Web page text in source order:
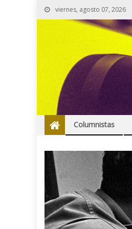
viernes, agosto 07, 2026
Columnistas